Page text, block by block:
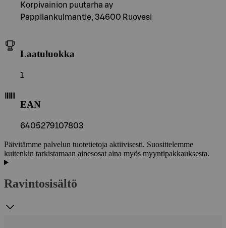
Korpivainion puutarha ay
Pappilankulmantie, 34600 Ruovesi
Laatuluokka
1
EAN
6405279107803
Päivitämme palvelun tuotetietoja aktiivisesti. Suosittelemme
kuitenkin tarkistamaan ainesosat aina myös myyntipakkauksesta.
Ravintosisältö